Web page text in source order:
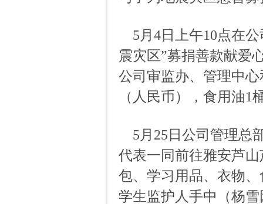
5 月 4日上午10点在
震灾区”募捐善款献爱
公司审监办、管理中
（人民币），食用油1
5 月 25 日公司管理总
代表一同前往雅安芦
包、学习用品、衣物
学生监护人手中（杨